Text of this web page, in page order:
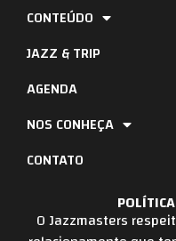
O Jazzmasters
CONTEÚDO
JAZZ & TRIP
AGENDA
NOS CONHEÇA
CONTATO